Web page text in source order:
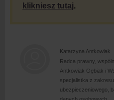
klikniesz tutaj.
Katarzyna Antkowiak
Radca prawny,
Antkowiak Gębiak i
specjalistka z
ubezpieczeniowego,